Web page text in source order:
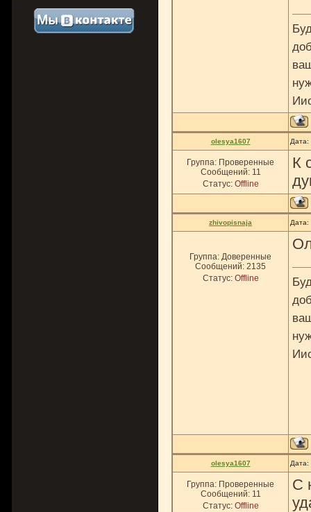
olesya1607 Дата:
Группа: Проверенные
Сообщений: 11
Статус: Offline
К
zhivopisnaja Дата:
Группа: Доверенные
Сообщений: 2135
Статус: Offline
olesya1607
Группа: Проверенные
Сообщений: 11
Статус: Offline
С